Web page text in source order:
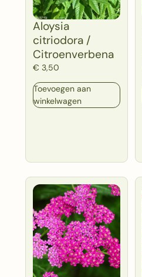
Aloysia
citriodora /
Citroenverbena
€ 3,50
Toevoegen aan
winkelwagen